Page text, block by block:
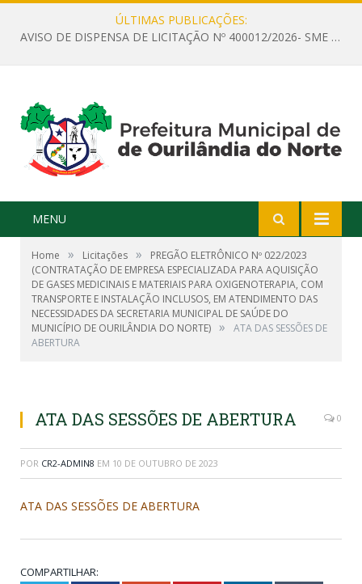
ÚLTIMAS PUBLICAÇÕES:
AVISO DE DISPENSA DE LICITAÇÃO Nº 400012/2026- SME – CONTRATAÇÃO DE EMPRESA ESPECIALIZADA PARA LOCAÇÃO DE ÔNIBUS EXECUTIVO COM CAPACIDADE DE 60 (SESSENTA) POLTRONAS, PARA TRANSPORTAR PROFESSORES RESPONSÁVEIS E ALUNOS PARA BRASÍLIA, COM SAÍDA DIA 10/08/2026 E RETORNO DIA 14/08/2026
MENU
Home » Licitações »
PREGÃO ELETRÔNICO Nº 022/2023
(CONTRATAÇÃO DE EMPRESA ESPECIALIZADA PARA AQUISIÇÃO
DE GASES MEDICINAIS E MATERIAIS PARA OXIGENOTERAPIA, COM
TRANSPORTE E INSTALAÇÃO INCLUSOS, EM ATENDIMENTO DAS
NECESSIDADES DA SECRETARIA MUNICIPAL DE SAÚDE DO
MUNICÍPIO DE OURILÂNDIA DO NORTE) »
ATA DAS SESSÕES DE
ABERTURA
ATA DAS SESSÕES DE ABERTURA 0
POR CR2-ADMIN8 EM 10 DE OUTUBRO DE 2023
ATA DAS SESSÕES DE ABERTURA
COMPARTILHAR: